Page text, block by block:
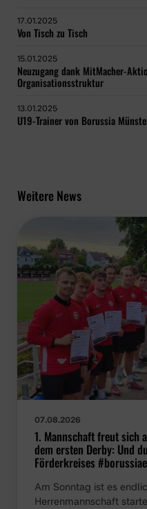
17.01.2025
Von Tisch zu Tisch
15.01.2025
Neuzugang dank MitMacher-
Organisationsstruktur
13.01.2025
U19-Trainer von Borussia
Weitere News
07.08.2026
1. Mannschaft freut sich
dem ersten Derby: Und
Förderkreises
Am Sonntag ist es
Herrenmannschaft